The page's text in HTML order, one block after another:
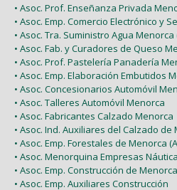
• Asoc. Prof. Enseñanza Privada
• Asoc. Emp. Comercio Electrónico y
• Asoc. Tra. Suministro Agua Menorca
• Asoc. Fab. y Curadores de Queso
• Asoc. Prof. Pastelería Panadería
• Asoc. Emp. Elaboración Embutidos
• Asoc. Concesionarios Automóvil
• Asoc. Talleres Automóvil Menorca
• Asoc. Fabricantes Calzado Menorca
• Asoc. Ind. Auxiliares del Calzado de
• Asoc. Emp. Forestales de Menorca
• Asoc. Menorquina Empresas
• Asoc. Emp. Construcción de Menorca
• Asoc. Emp. Auxiliares Construcción